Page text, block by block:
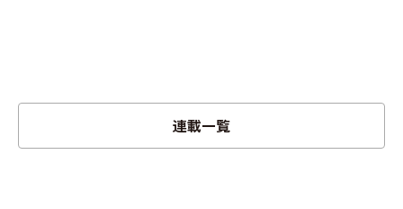
連載一覧